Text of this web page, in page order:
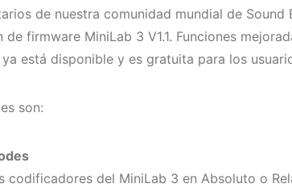
de nuestra comunidad mundial de
de firmware MiniLab 3 V1.1. Funciones
está disponible y es gratuita para los
son:
codificadores del MiniLab 3 en Absoluto o